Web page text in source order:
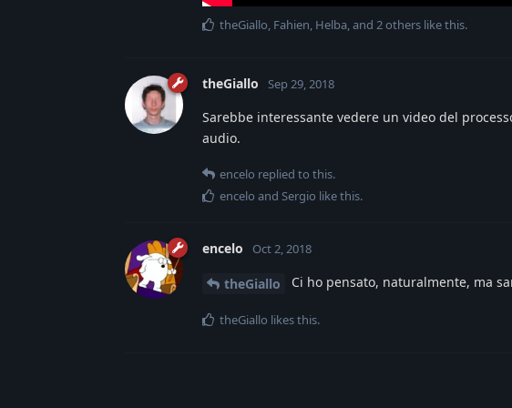
theGiallo, Fahien, Helba, and 2others like this.
theGiallo Sep 29, 2018
Sarebbe interessante vedere un video del
audio.
encelo replied to this.
encelo and Sergio like this.
encelo Oct 2, 2018
theGiallo Ci ho pensato, naturalmente, ma
theGiallo likes this.